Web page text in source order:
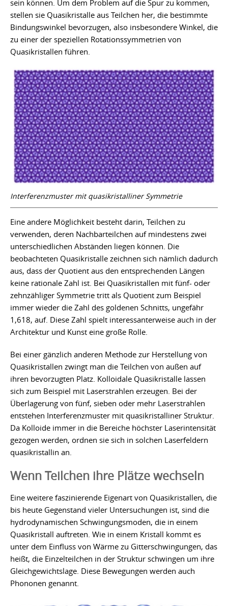
sein können. Um dem Problem auf die Spur zu kommen,
stellen sie Quasikristalle aus Teilchen her, die bestimmte
Bindungswinkel bevorzugen, also insbesondere Winkel, die
zu einer der speziellen Rotationssymmetrien von
Quasikristallen führen.
Interferenzmuster mit quasikristalliner Symmetrie
Eine andere Möglichkeit besteht darin, Teilchen zu
verwenden, deren Nachbarteilchen auf mindestens zwei
unterschiedlichen Abständen liegen können. Die
beobachteten Quasikristalle zeichnen sich nämlich dadurch
aus, dass der Quotient aus den entsprechenden Längen
keine rationale Zahl ist. Bei Quasikristallen mit fünf- oder
zehnzähliger Symmetrie tritt als Quotient zum Beispiel
immer wieder die Zahl des goldenen Schnitts, ungefähr
1,618, auf. Diese Zahl spielt interessanterweise auch in der
Architektur und Kunst eine große Rolle.
Bei einer gänzlich anderen Methode zur Herstellung von
Quasikristallen zwingt man die Teilchen von außen auf
ihren bevorzugten Platz. Kolloidale Quasikristalle lassen
sich zum Beispiel mit Laserstrahlen erzeugen. Bei der
Überlagerung von fünf, sieben oder mehr Laserstrahlen
entstehen Interferenzmuster mit quasikristalliner Struktur.
Da Kolloide immer in die Bereiche höchster Laserintensität
gezogen werden, ordnen sie sich in solchen Laserfeldern
quasikristallin an.
Wenn Teilchen ihre Plätze wechseln
Eine weitere faszinierende Eigenart von Quasikristallen, die
bis heute Gegenstand vieler Untersuchungen ist, sind die
hydrodynamischen Schwingungsmoden, die in einem
Quasikristall auftreten. Wie in einem Kristall kommt es
unter dem Einfluss von Wärme zu Gitterschwingungen, das
heißt, die Einzelteilchen in der Struktur schwingen um ihre
Gleichgewichtslage. Diese Bewegungen werden auch
Phononen genannt.